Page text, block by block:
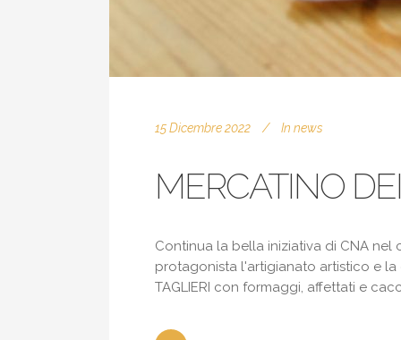
15 Dicembre 2022 In news
MERCATINO
Continua la bella iniziativa di CNA nel
protagonista l'artigianato artistico e
TAGLIERI con formaggi, affettati e